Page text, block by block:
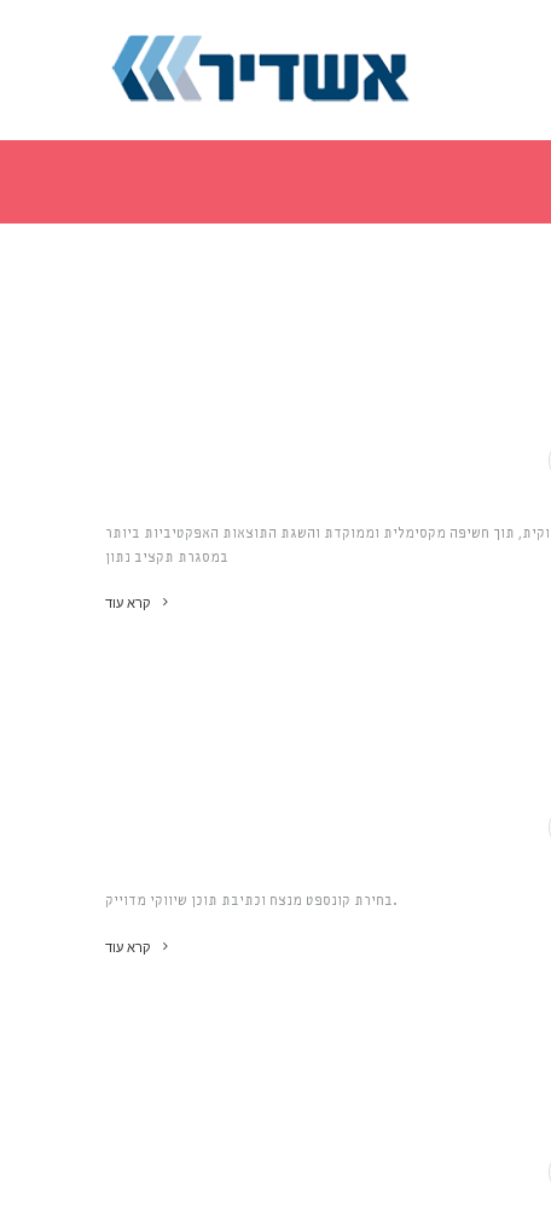
תוך חשיפה מקסימלית וממוקדת והשגת התוצאות האפקטיביות ביותר
במסגרת תקציב נתון
קרא עוד
בחירת קונספט מנצח וכתיבת תוכן שיווקי מדוייק.
קרא עוד